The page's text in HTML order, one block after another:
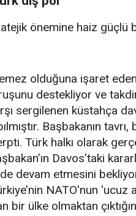
önemine haiz güçlü
olduğuna işaret eden
destekliyor ve
sergilenen küstahça
Başbakanın tavrı,
Türk halkı olarak
Davos’taki kararlı
devam etmesini
NATO'nun 'ucuz
ülke olmaktan